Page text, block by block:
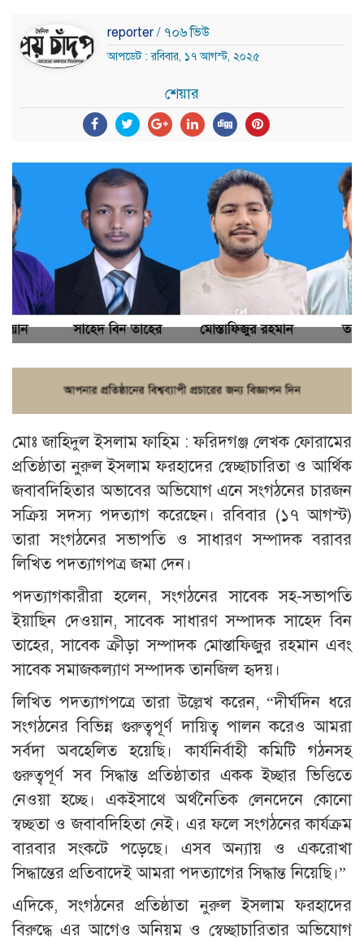
reporter / ৭০৬ ভিউ
আপডেট : রবিবার, ১৭ আগস্ট, ২০২৫
শেয়ার
মোঃ জাহিদুল ইসলাম ফাহিম : ফরিদগঞ্জ লেখক ফোরামের
প্রতিষ্ঠাতা নুরুল ইসলাম ফরহাদের স্বেচ্ছাচারিতা ও আর্থিক
জবাবদিহিতার অভাবের অভিযোগ এনে সংগঠনের চারজন
সক্রিয় সদস্য পদত্যাগ করেছেন। রবিবার (১৭ আগস্ট)
তারা সংগঠনের সভাপতি ও সাধারণ সম্পাদক বরাবর
লিখিত পদত্যাগপত্র জমা দেন।
পদত্যাগকারীরা হলেন, সংগঠনের সাবেক সহ-সভাপতি
ইয়াছিন দেওয়ান, সাবেক সাধারণ সম্পাদক সাহেদ বিন
তাহের, সাবেক ক্রীড়া সম্পাদক মোস্তাফিজুর রহমান এবং
সাবেক সমাজকল্যাণ সম্পাদক তানজিল হৃদয়।
লিখিত পদত্যাগপত্রে তারা উল্লেখ করেন, “দীর্ঘদিন ধরে
সংগঠনের বিভিন্ন গুরুত্বপূর্ণ দায়িত্ব পালন করেও আমরা
সর্বদা অবহেলিত হয়েছি। কার্যনির্বাহী কমিটি গঠনসহ
গুরুত্বপূর্ণ সব সিদ্ধান্ত প্রতিষ্ঠাতার একক ইচ্ছার ভিত্তিতে
নেওয়া হচ্ছে। একইসাথে অর্থনৈতিক লেনদেনে কোনো
স্বচ্ছতা ও জবাবদিহিতা নেই। এর ফলে সংগঠনের কার্যক্রম
বারবার সংকটে পড়েছে। এসব অন্যায় ও একরোখা
সিদ্ধান্তের প্রতিবাদেই আমরা পদত্যাগের সিদ্ধান্ত নিয়েছি।”
এদিকে, সংগঠনের প্রতিষ্ঠাতা নুরুল ইসলাম ফরহাদের
বিরুদ্ধে এর আগেও অনিয়ম ও স্বেচ্ছাচারিতার অভিযোগ